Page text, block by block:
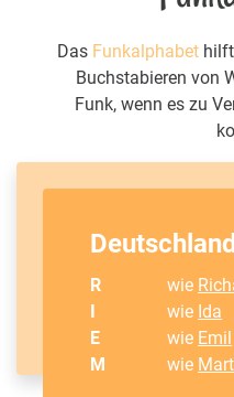
Das Funkalphabet
Buchstabieren von
Funk, wenn es zu
R wie
I
wie Ida
E
wie Emil
M
wie